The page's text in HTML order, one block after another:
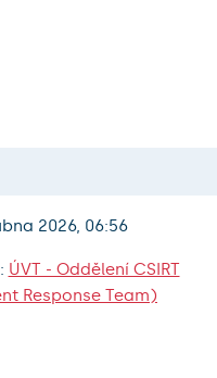
2026, 06:56
ÚVT - Oddělení CSIRT
Response Team)